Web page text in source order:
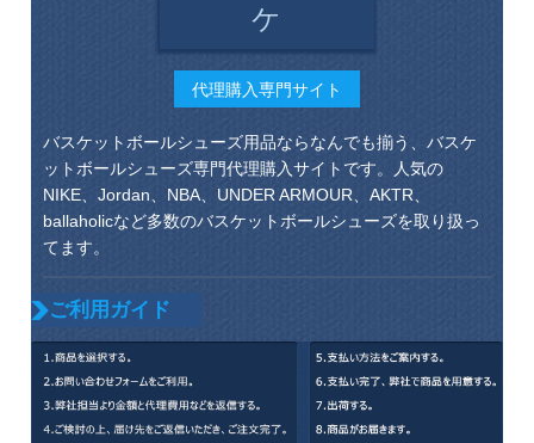
ケ
代理購入専門サイト
バスケットボールシューズ用品ならなんでも揃う、バスケ
ットボールシューズ専門代理購入サイトです。人気の
NIKE、Jordan、NBA、UNDER ARMOUR、AKTR、
ballaholicなど多数のバスケットボールシューズを取り扱っ
てます。
ご利用ガイド